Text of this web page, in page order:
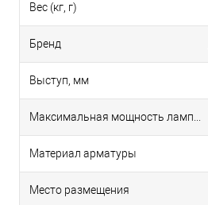
Вес (кг, г)
Бренд
Выступ, мм
Максимальная мощность лампы, Вт
Материал арматуры
Место размещения